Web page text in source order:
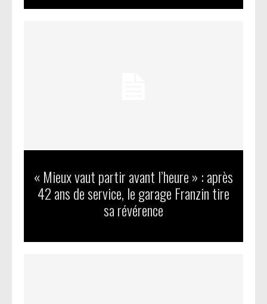
« Mieux vaut partir avant l’heure » : après
42 ans de service, le garage Franzin tire
sa révérence